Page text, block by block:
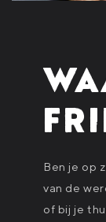
Ben je op
van de
of bij je